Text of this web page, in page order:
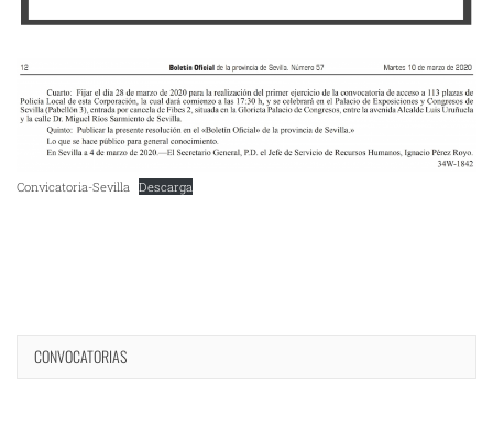
Convicatoria-Sevilla Descarga
CONVOCATORIAS